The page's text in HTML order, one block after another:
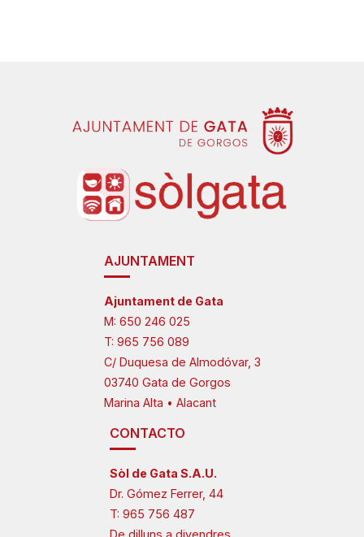
AJUNTAMENT
Ajuntament de Gata
M: 650 246 025
T: 965 756 089
C/ Duquesa de Almodóvar, 3
03740 Gata de Gorgos
Marina Alta • Alacant
CONTACTO
Sòl de Gata S.A.U.
Dr. Gómez Ferrer, 44
T: 965 756 487
De dilluns a divendres